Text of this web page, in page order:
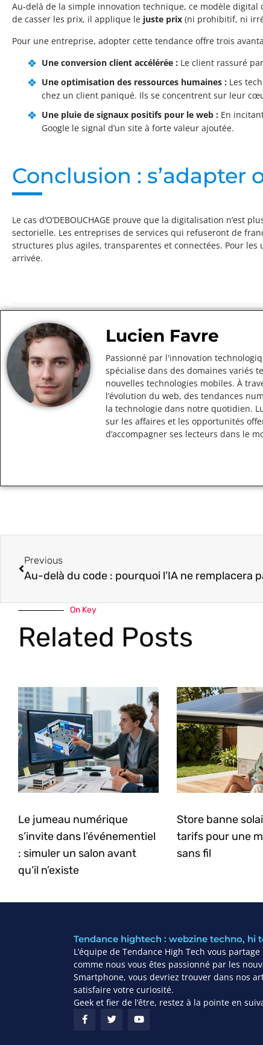
Au-delà de la simple innovation technique, ce modèle
de casser les prix, il applique le juste prix (ni prohibitif, ni
Pour une entreprise, adopter cette tendance offre trois
Une conversion client accélérée : Le client rassuré
Une optimisation des ressources humaines : Les
chez un client paniqué. Ils se concentrent sur leur
Une pluie de signaux positifs pour le web : En
Google le signal d’un site à forte valeur ajoutée.
Conclusion : s’adapter
Le cas d’O’DEBOUCHAGE prouve que la digitalisation n’est
sectorielle. Les entreprises de services qui refuseront de
structures plus agiles, transparentes et connectées. Pour les
arrivée.
Lucien Favre
Passionné par l'innovation
spécialise dans des domaines variés
nouvelles technologies mobiles. À
l’évolution du web, des tendances
la technologie dans notre quotidien.
sur les affaires et les opportunités
d’accompagner ses lecteurs dans le
Previous
On Key
Related Posts
Le jumeau numérique
s’invite dans l’événementiel
: simuler un salon avant
qu’il n’existe
Store banne
tarifs pour une
sans fil
Tendance hightech : webzine techno, hi
L’équipe de Tendance High Tech vous
comme nous vous êtes passionné par les
Smartphone, vous devriez trouver dans nos
satisfaire votre curiosité.
Geek et fier de l’être, restez à la pointe en